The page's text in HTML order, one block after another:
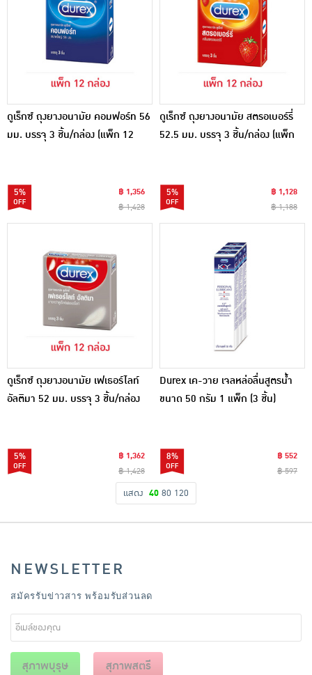
ดูเร็กซ์ ถุงยางอนามัย คอมฟอร์ท 56
มม. บรรจุ 3 ชิ้น/กล่อง (แพ็ก 12
5%
฿ 1,356
฿ 1,428
ดูเร็กซ์ ถุงยางอนามัย สตรอเบอร์รี่
52.5 มม. บรรจุ 3 ชิ้น/กล่อง (แพ็ก
5%
฿ 1,128
฿ 1,188
ดูเร็กซ์ ถุงยางอนามัย เฟเธอร์ไลท์
อัลติมา 52 มม. บรรจุ 3 ชิ้น/กล่อง
5%
฿ 1,362
฿ 1,428
Durex เค-วาย เจลหล่อลื่นสูตรน้ำ
ขนาด 50 กรัม 1 แพ็ก (3 ชิ้น)
8%
฿ 552
฿ 597
แสดง 40 80 120
NEWSLETTER
สมัครรับข่าวสาร พร้อมรับส่วนลด
สุภาพบุรุษ สุภาพสตรี